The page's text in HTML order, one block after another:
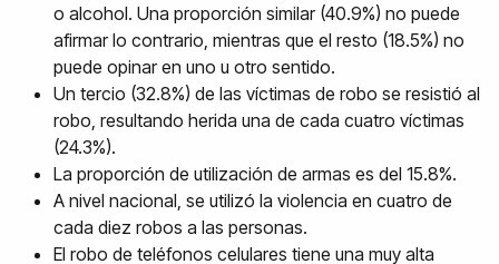
o alcohol. Una proporción similar (40.9%) no puede
afirmar lo contrario, mientras que el resto (18.5%) no
puede opinar en uno u otro sentido.
Un tercio (32.8%) de las víctimas de robo se resistió al
robo, resultando herida una de cada cuatro víctimas
(24.3%).
La proporción de utilización de armas es del 15.8%.
A nivel nacional, se utilizó la violencia en cuatro de
cada diez robos a las personas.
El robo de teléfonos celulares tiene una muy alta